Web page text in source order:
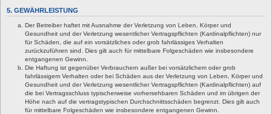
5. GEWÄHRLEISTUNG
Der Betreiber haftet mit Ausnahme der Verletzung von Leben, Körper und
Gesundheit und der Verletzung wesentlicher Vertragspflichten (Kardinalpflichten) nur
für Schäden, die auf ein vorsätzliches oder grob fahrlässiges Verhalten
zurückzuführen sind. Dies gilt auch für mittelbare Folgeschäden wie insbesondere
entgangenen Gewinn.
Die Haftung ist gegenüber Verbrauchern außer bei vorsätzlichem oder grob
fahrlässigem Verhalten oder bei Schäden aus der Verletzung von Leben, Körper und
Gesundheit und der Verletzung wesentlicher Vertragspflichten (Kardinalpflichten) auf
die bei Vertragsschluss typischerweise vorhersehbaren Schäden und im übrigen der
Höhe nach auf die vertragstypischen Durchschnittsschäden begrenzt. Dies gilt auch
für mittelbare Folgeschäden wie insbesondere entgangenen Gewinn.